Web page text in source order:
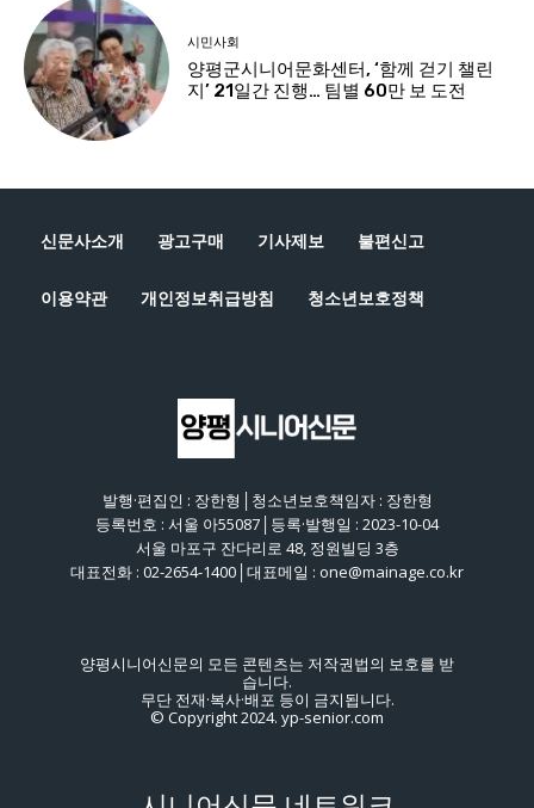
신문사소개 광고구매 기사제보 불편신고
이용약관 개인정보취급방침 청소년보호정책
발행·편집인 : 장한형│청소년보호책임자 : 장한형
등록번호 : 서울 아55087│등록·발행일 : 2023-10-04
서울 마포구 잔다리로 48, 정원빌딩 3층
대표전화 : 02-2654-1400│대표메일 : one@mainage.co.kr
양평시니어신문의 모든 콘텐츠는 저작권법의 보호를 받
습니다.
무단 전재·복사·배포 등이 금지됩니다.
© Copyright 2024. yp-senior.com